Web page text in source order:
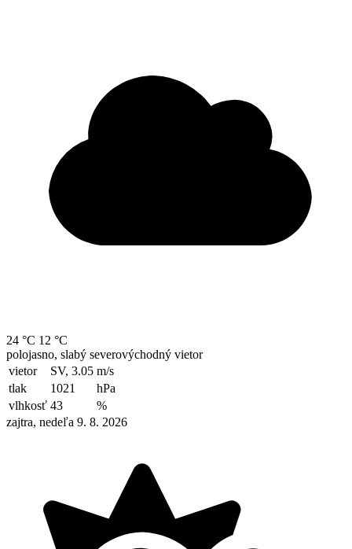
24 °C 12 °C
polojasno, slabý severovýchodný vietor
vietor
SV, 3.05 m/s
tlak
1021
hPa
vlhkosť 43
%
zajtra, nedeľa 9. 8. 2026